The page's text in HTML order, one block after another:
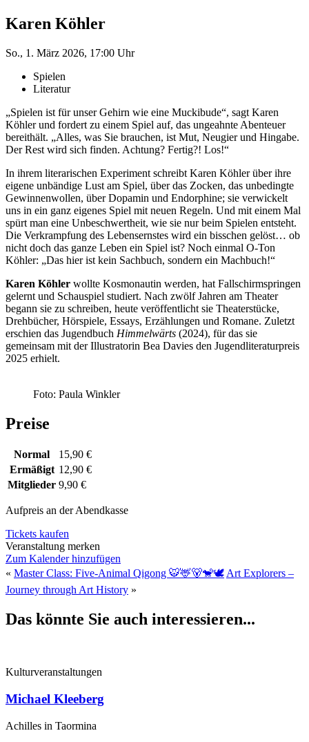
Karen Köhler
So., 1. März 2026, 17:00 Uhr
Spielen
Literatur
„Spielen ist für unser Gehirn wie eine Muckibude“, sagt Karen
Köhler und fordert zu einem Spiel auf, das ungeahnte Abenteuer
bereithält. „Alles, was Sie brauchen, ist Mut, Neugier und Hingabe.
Der Rest wird sich finden. Achtung? Fertig?! Los!“
In ihrem literarischen Experiment schreibt Karen Köhler über ihre
eigene unbändige Lust am Spiel, über das Zocken, das unbedingte
Gewinnenwollen, über Dopamin und Endorphine; sie verwickelt
uns in ein ganz eigenes Spiel mit neuen Regeln. Und mit einem Mal
spürt man eine Unbeschwertheit, wie sie nur beim Spielen entsteht.
Die Verkrampfung des Lebensernstes wird ein bisschen gelöst… ob
nicht doch das ganze Leben ein Spiel ist? Noch einmal O-Ton
Köhler: „Das hier ist kein Sachbuch, sondern ein Machbuch!“
Karen Köhler wollte Kosmonautin werden, hat Fallschirmspringen
gelernt und Schauspiel studiert. Nach zwölf Jahren am Theater
begann sie zu schreiben, heute veröffentlicht sie Theaterstücke,
Drehbücher, Hörspiele, Essays, Erzählungen und Romane. Zuletzt
erschien das Jugendbuch Himmelwärts (2024), für das sie
gemeinsam mit der Illustratorin Bea Davies den Jugendliteraturpreis
2025 erhielt.
Foto: Paula Winkler
Preise
Normal
15,90 €
Ermäßigt 12,90 €
Mitglieder 9,90 €
Aufpreis an der Abendkasse
Tickets kaufen
Veranstaltung merken
Zum Kalender hinzufügen
« Master Class: Five-Animal Qigong 🐯🦌🐻🐒🕊️Art Explorers –
Journey through Art History »
Das könnte Sie auch interessieren...
Kulturveranstaltungen
Michael Kleeberg
Achilles in Taormina